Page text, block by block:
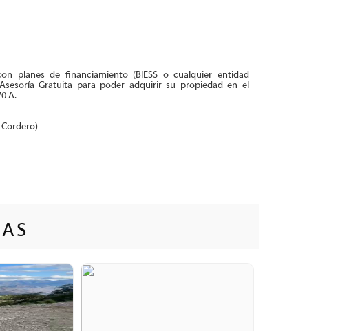
planes de financiamiento (BIESS o cualquier entidad
Gratuita para poder adquirir su propiedad en el
A.
Cordero)